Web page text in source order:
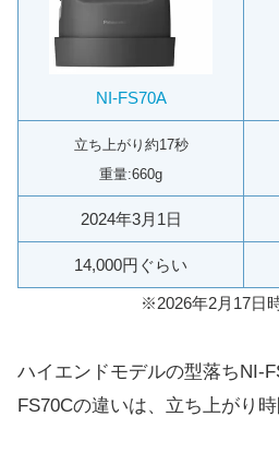
NI-FS70A
立ち上がり約17秒
重量:660g
2024年3月1日
14,000円ぐらい
※2026年2月17日
ハイエンドモデルの型落ちNI-
FS70Cの違いは、立ち上がり時